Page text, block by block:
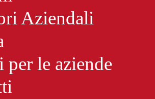
Aziendali
per le aziende